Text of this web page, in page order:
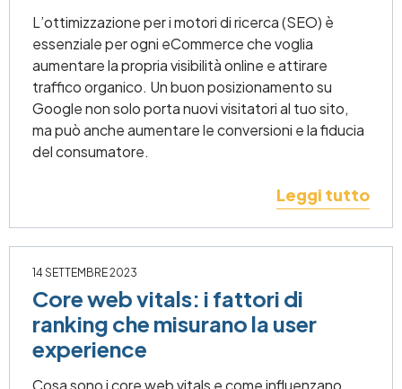
L’ottimizzazione per i motori di ricerca (SEO) è
essenziale per ogni eCommerce che voglia
aumentare la propria visibilità online e attirare
traffico organico. Un buon posizionamento su
Google non solo porta nuovi visitatori al tuo sito,
ma può anche aumentare le conversioni e la fiducia
del consumatore.
Leggi tutto
14 SETTEMBRE 2023
Core web vitals: i fattori di
ranking che misurano la user
experience
Cosa sono i core web vitals e come influenzano